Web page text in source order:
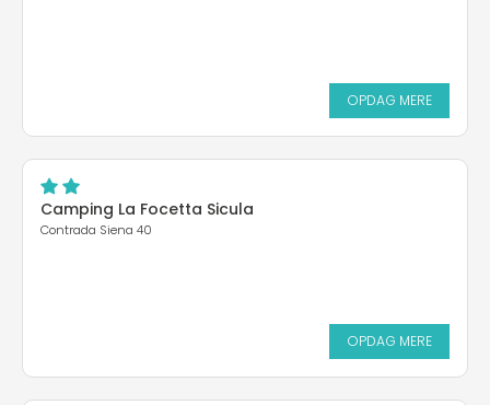
OPDAG MERE
Camping La Focetta Sicula
Contrada Siena 40
OPDAG MERE